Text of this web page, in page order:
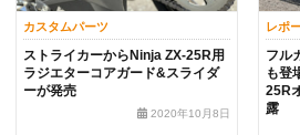
カスタムパーツ
ストライカーからNinja ZX-25R用
ラジエターコアガード&スライダ
ーが発売
2020年10月8日
レポ
フル
も登
25R
露